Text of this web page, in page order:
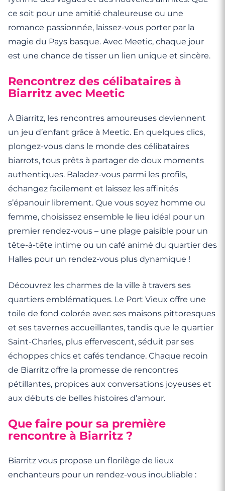
ce soit pour une amitié chaleureuse ou une
romance passionnée, laissez-vous porter par la
magie du Pays basque. Avec Meetic, chaque jour
est une chance de tisser un lien unique et sincère.
Rencontrez des célibataires à
Biarritz avec Meetic
À Biarritz, les rencontres amoureuses deviennent
un jeu d’enfant grâce à Meetic. En quelques clics,
plongez-vous dans le monde des célibataires
biarrots, tous prêts à partager de doux moments
authentiques. Baladez-vous parmi les profils,
échangez facilement et laissez les affinités
s’épanouir librement. Que vous soyez homme ou
femme, choisissez ensemble le lieu idéal pour un
premier rendez-vous – une plage paisible pour un
tête-à-tête intime ou un café animé du quartier des
Halles pour un rendez-vous plus dynamique !
Découvrez les charmes de la ville à travers ses
quartiers emblématiques. Le Port Vieux offre une
toile de fond colorée avec ses maisons pittoresques
et ses tavernes accueillantes, tandis que le quartier
Saint-Charles, plus effervescent, séduit par ses
échoppes chics et cafés tendance. Chaque recoin
de Biarritz offre la promesse de rencontres
pétillantes, propices aux conversations joyeuses et
aux débuts de belles histoires d’amour.
Que faire pour sa première
rencontre à Biarritz ?
Biarritz vous propose un florilège de lieux
enchanteurs pour un rendez-vous inoubliable :